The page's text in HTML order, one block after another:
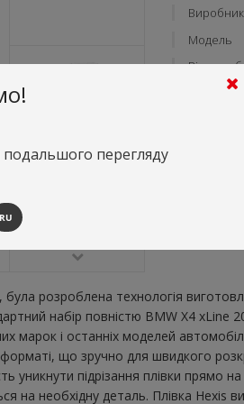
Виробник
Модель
Рік
Тип кузову
Витрата
розроблена технологія
набір повністю BMW X4
і останніх моделей
що зручно для швидкого
уникнути підрізання плівки прямо
на необхідну деталь. Плівка Hexis
подальшого перегляду
RU